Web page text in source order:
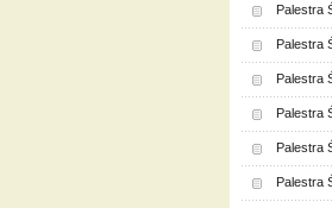
Palestra
Palestra
Palestra
Palestra
Palestra
Palestra